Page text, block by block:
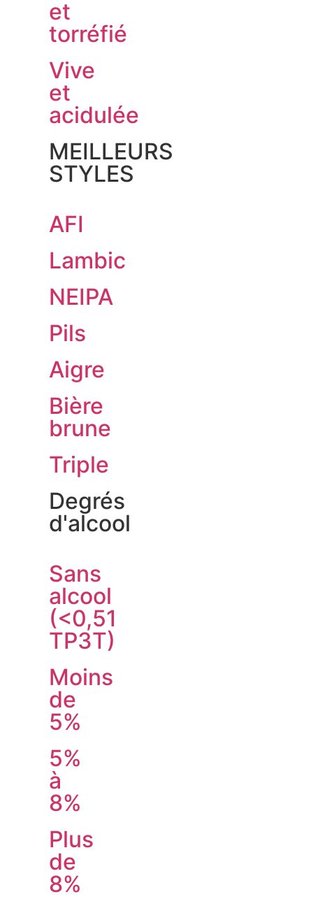
et
torréfié
Vive
et
acidulée
MEILLEURS
STYLES
AFI
Lambic
NEIPA
Pils
Aigre
Bière
brune
Triple
Degrés
d'alcool
Sans
alcool
(<0,51
TP3T)
Moins
de
5%
5%
à
8%
Plus
de
8%